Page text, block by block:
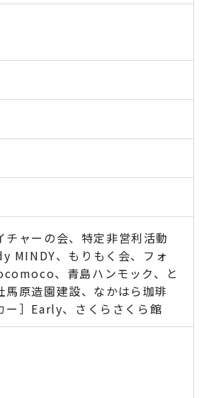
ャーの会、特定非営利活動
MINDY、もりもく会、フォ
、青島ハンモック、と
原造園建設、なかはら珈琲
ー］Early、さくらさくら館